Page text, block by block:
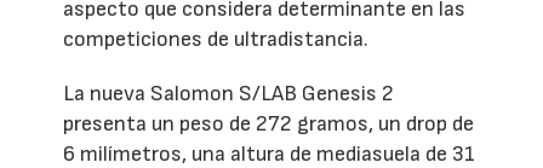
aspecto que considera determinante en las
competiciones de ultradistancia.
La nueva Salomon S/LAB Genesis 2
presenta un peso de 272 gramos, un drop de
6 milímetros, una altura de mediasuela de 31